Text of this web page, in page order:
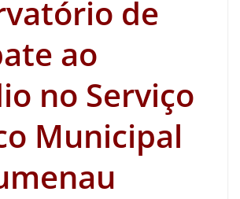
de
ao
no Serviço
Municipal